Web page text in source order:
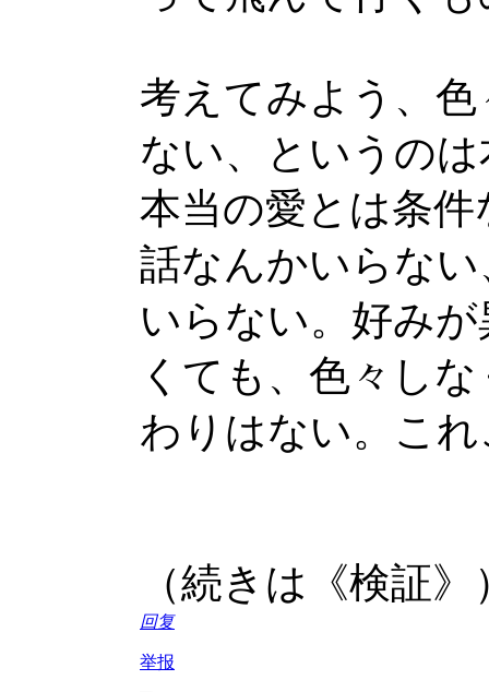
考えてみよう、
ない、というの
本当の愛とは条
話なんかいらな
いらない。好み
くても、色々し
わりはない。こ
（続きは《検証》
回复
举报